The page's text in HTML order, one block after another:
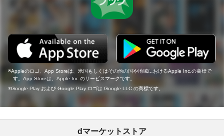
Appleのロゴ、App Storeは、米国もしくはその他の国や地域におけるApple Inc.の商標で
す。App Storeは、Apple Inc.のサービスマークです。
Google Play および Google Play ロゴは Google LLC の商標です。
dマーケットストア